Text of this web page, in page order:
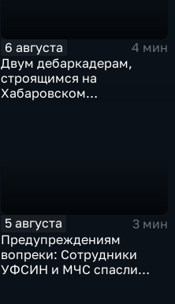
6 августа
4 мин
Двум дебаркадерам,
строящимся на
Хабаровском
5 августа
3 мин
Предупреждениям
вопреки: Сотрудники
УФСИН и МЧС спасли